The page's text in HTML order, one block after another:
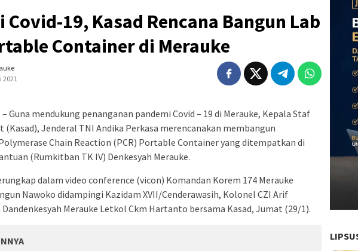
Covid-19, Kasad Rencana Bangun Lab
Container di Merauke
2021
Guna mendukung penanganan pandemi Covid – 19 di Merauke, Kepala Staf
(Kasad), Jenderal TNI Andika Perkasa merencanakan membangun
Chain Reaction (PCR) Portable Container yang ditempatkan di
(Rumkitban TK IV) Denkesyah Merauke.
dalam video conference (vicon) Komandan Korem 174 Merauke
Nawoko didampingi Kazidam XVII/Cenderawasih, Kolonel CZI Arif
Merauke Letkol Ckm Hartanto bersama Kasad, Jumat (29/1).